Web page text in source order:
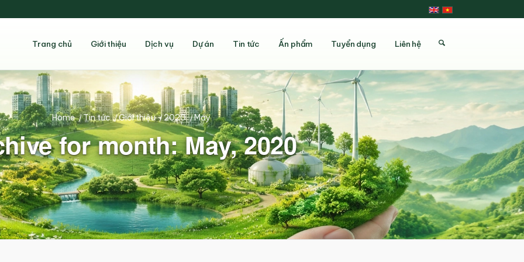
Trang chủ Giới thiệu Dịch vụ Dự án Tin tức Ấn phẩm Tuyển dụng Liên hệ
for month: May, 2020
Home /Tin tức /Giới thiệu /2020 /May